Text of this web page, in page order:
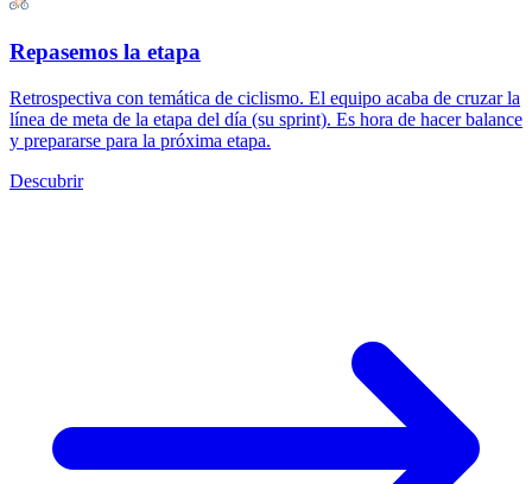
Repasemos la etapa
Retrospectiva con temática de ciclismo. El equipo acaba de cruzar la
línea de meta de la etapa del día (su sprint). Es hora de hacer balance
y prepararse para la próxima etapa.
Descubrir